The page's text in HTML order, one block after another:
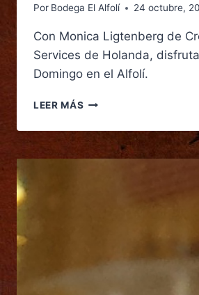
Por Bodega El Alfolí 24 octubre,
Con Monica Ligtenberg de
Services de Holanda,
Domingo en el Alfolí.
LEER MÁS